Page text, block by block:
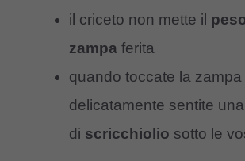
il criceto non mette il
zampa ferita
quando toccate la
delicatamente sentite
di scricchiolio sotto le